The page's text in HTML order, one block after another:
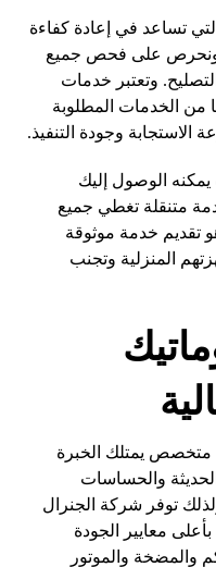
تساعد في إعادة كفاءة
ونحرص على فحص جميع
وتعتبر خدمات
من الخدمات المطلوبة
وجودة التنفيذ.
الوصول إليك
متنقلة تغطي جميع
تقديم خدمة موثوقة
المنزلية وتجنب
متخصص يمتلك الخبرة
والحساسات
توفر شركة الجنرال
معايير الجودة
والمضخة والموتور